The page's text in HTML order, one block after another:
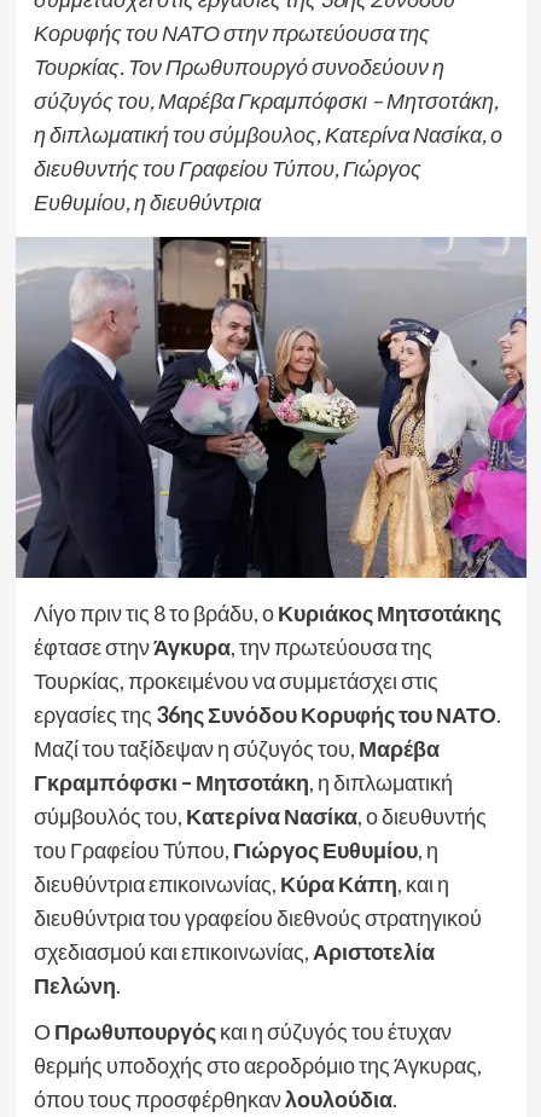
Κορυφής του ΝΑΤΟ στην πρωτεύουσα της
Τουρκίας. Τον Πρωθυπουργό συνοδεύουν η
σύζυγός του, Μαρέβα Γκραμπόφσκι – Μητσοτάκη,
η διπλωματική του σύμβουλος, Κατερίνα Νασίκα, ο
διευθυντής του Γραφείου Τύπου, Γιώργος
Ευθυμίου, η διευθύντρια
Λίγο πριν τις 8 το βράδυ, οΚυριάκος Μητσοτάκης
έφτασε στηνΆγκυρα, την πρωτεύουσα της
Τουρκίας, προκειμένου να συμμετάσχει στις
εργασίες της 36ης Συνόδου Κορυφής του ΝΑΤΟ.
Μαζί του ταξίδεψαν η σύζυγός του, Μαρέβα
Γκραμπόφσκι – Μητσοτάκη, η διπλωματική
σύμβουλός του, Κατερίνα Νασίκα, ο διευθυντής
του Γραφείου Τύπου, Γιώργος Ευθυμίου, η
διευθύντρια επικοινωνίας, Κύρα Κάπη, και η
διευθύντρια του γραφείου διεθνούς στρατηγικού
σχεδιασμού και επικοινωνίας, Αριστοτελία
Πελώνη.
Ο Πρωθυπουργόςκαι η σύζυγός του έτυχαν
θερμής υποδοχής στο αεροδρόμιο της Άγκυρας,
όπου τους προσφέρθηκανλουλούδια.